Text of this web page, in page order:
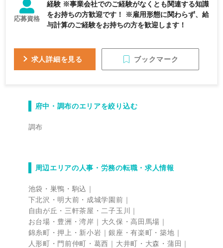
応募資格
経験 ※事業会社でのご経験がなくとも関連する知識
をお持ちの方歓迎です！ ※雇用形態に関わらず、給
与計算のご経験をお持ちの方を歓迎します！
求人詳細を見る ブックマーク
府中・調布のエリアを絞り込む
調布
周辺エリアの人事・労務の転職・求人情報
池袋・巣鴨・駒込
下北沢・明大前・成城学園前
自由が丘・三軒茶屋・二子玉川
お台場・豊洲・湾岸
大久保・高田馬場
錦糸町・押上・新小岩
銀座・有楽町・築地
人形町・門前仲町・葛西
大井町・大森・蒲田